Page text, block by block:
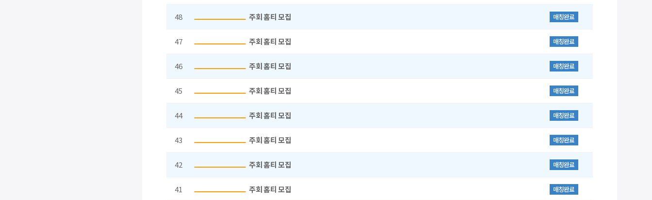
48 주회 홈티 모집 매칭완료
47 주회 홈티 모집 매칭완료
46 주회 홈티 모집 매칭완료
45 주회 홈티 모집 매칭완료
44 주회 홈티 모집 매칭완료
43 주회 홈티 모집 매칭완료
42 주회 홈티 모집 매칭완료
41 주회 홈티 모집 매칭완료